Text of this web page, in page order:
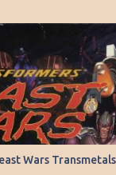
Wars Transmetals